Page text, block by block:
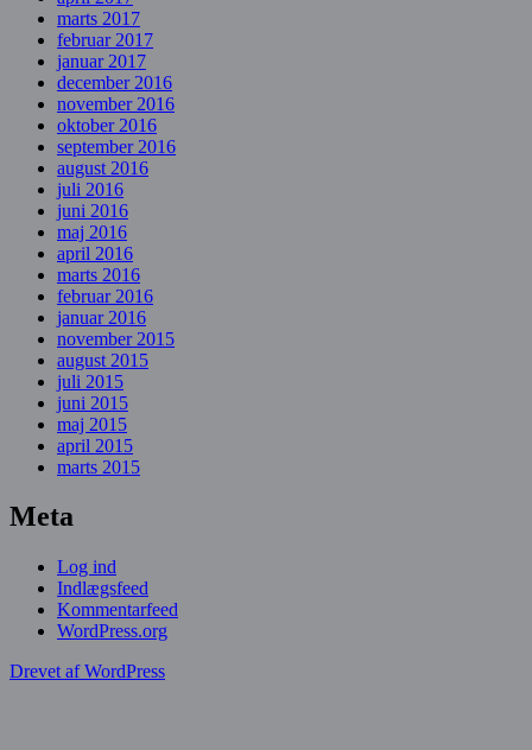
marts 2017
februar 2017
januar 2017
december 2016
november 2016
oktober 2016
september 2016
august 2016
juli 2016
juni 2016
maj 2016
april 2016
marts 2016
februar 2016
januar 2016
november 2015
august 2015
juli 2015
juni 2015
maj 2015
april 2015
marts 2015
Meta
Log ind
Indlægsfeed
Kommentarfeed
WordPress.org
Drevet af WordPress